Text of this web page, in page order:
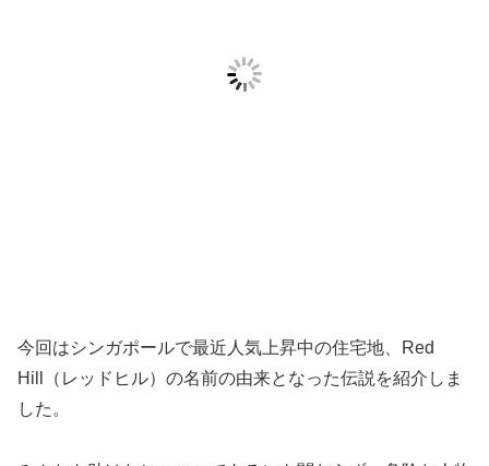
今回はシンガポールで最近人気上昇中の住宅地、Red
Hill（レッドヒル）の名前の由来となった伝説を紹介しま
した。